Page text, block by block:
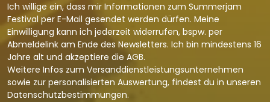
Ich willige ein, dass mir Informationen zum Summerjam
Festival per E-Mail gesendet werden dürfen. Meine
Einwilligung kann ich jederzeit widerrufen, bspw. per
Abmeldelink am Ende des Newsletters. Ich bin mindestens 16
Jahre alt und akzeptiere die AGB.
Weitere Infos zum Versanddienstleistungsunternehmen
sowie zur personalisierten Auswertung, findest du in unseren
Datenschutzbestimmungen.